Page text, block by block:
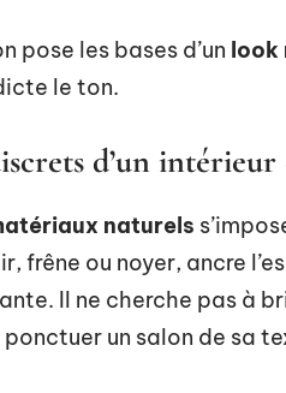
pose les bases d’un look
le ton.
d’un intérieur
naturels
frêne ou noyer, ancre
Il ne cherche pas à
un salon de sa